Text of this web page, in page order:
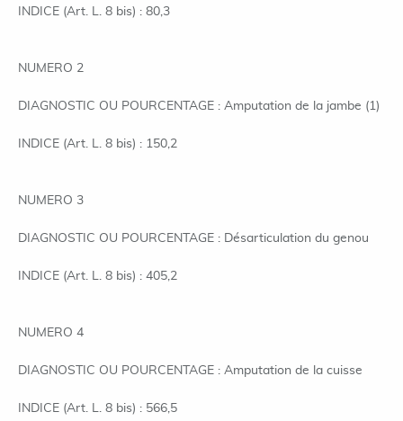
INDICE (Art. L. 8 bis) : 80,3
NUMERO 2
DIAGNOSTIC OU POURCENTAGE : Amputation de la jambe (1)
INDICE (Art. L. 8 bis) : 150,2
NUMERO 3
DIAGNOSTIC OU POURCENTAGE : Désarticulation du genou
INDICE (Art. L. 8 bis) : 405,2
NUMERO 4
DIAGNOSTIC OU POURCENTAGE : Amputation de la cuisse
INDICE (Art. L. 8 bis) : 566,5